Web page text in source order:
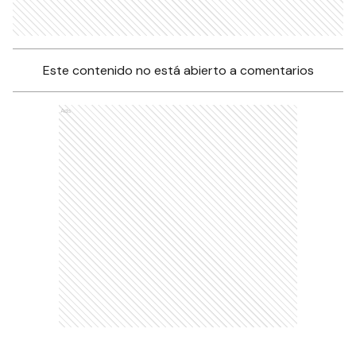
Este contenido no está abierto a comentarios
Ads